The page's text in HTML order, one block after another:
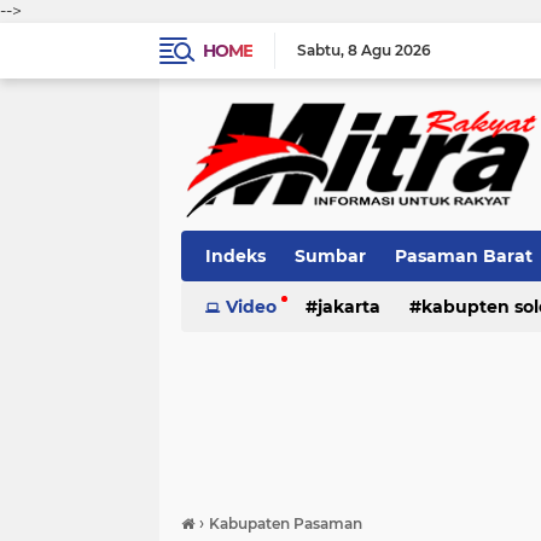
-->
HOME
Sabtu 8 Agu 2026
Indeks Sumbar Pasaman Barat
Pariaman Kota Solok Bank
Video jakarta kabupten
› Kabupaten Pasaman